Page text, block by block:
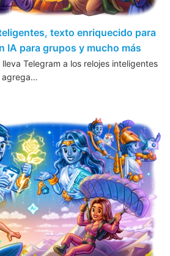
texto enriquecido para
IA para grupos y mucho más
Telegram a los relojes inteligentes
agrega…